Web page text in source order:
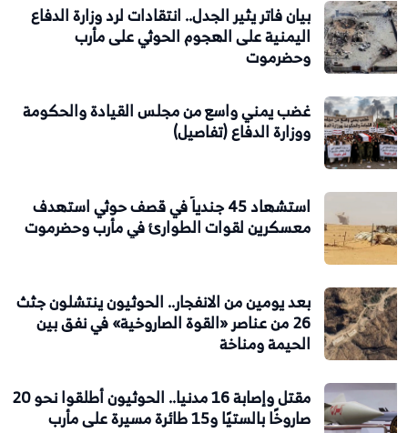
بيان فاتر يثير الجدل.. انتقادات لرد وزارة الدفاع
اليمنية على الهجوم الحوثي على مأرب
وحضرموت
غضب يمني واسع من مجلس القيادة والحكومة
ووزارة الدفاع (تفاصيل)
استشهاد 45 جندياً في قصف حوثي استهدف
معسكرين لقوات الطوارئ في مأرب وحضرموت
بعد يومين من الانفجار.. الحوثيون ينتشلون جثث
26 من عناصر «القوة الصاروخية» في نفق بين
الحيمة ومناخة
مقتل وإصابة 16 مدنيا.. الحوثيون أطلقوا نحو 20
صاروخًا بالستيًا و15 طائرة مسيرة على مأرب